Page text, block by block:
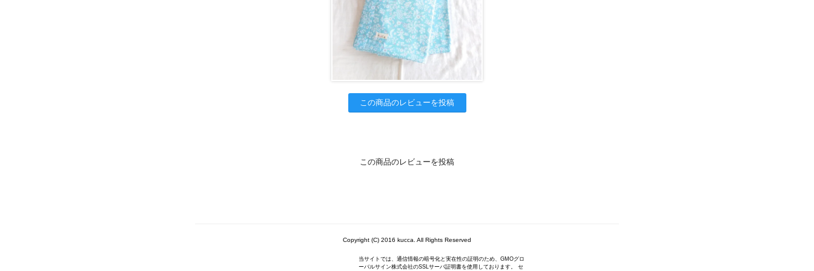
この商品のレビューを投稿
この商品のレビューを投稿
Copyright (C) 2016 kucca. All Rights Reserved
当サイトでは、通信情報の暗号化と実在性の証明のため、GMOグロ
ーバルサイン株式会社のSSLサーバ証明書を使用しております。 セ